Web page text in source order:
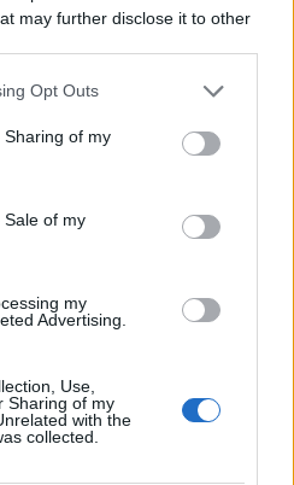
may further disclose it to other
app uses one or more Google
behaviour. You may click to
and its third-party tags to
purposes in below Google
Opt Outs
of my
of my
my
Advertising.
Use,
Sharing of my
with the
collected.
Erdei
egy
bármikor